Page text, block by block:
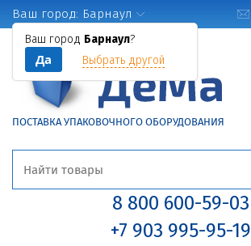
Ваш город: Барнаул
Ваш город Барнаул?
Да Выбрать другой
ПОСТАВКА УПАКОВОЧНОГО ОБОРУДОВАНИЯ
8 800 600-59-03
+7 903 995-95-19